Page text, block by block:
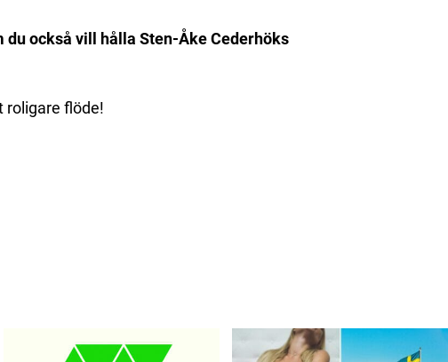
också vill hålla Sten-Åke Cederhöks
roligare flöde!